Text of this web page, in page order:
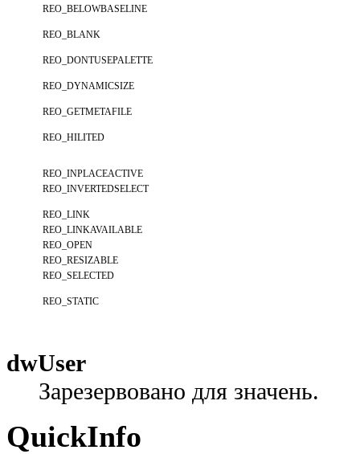
REO_BELOWBASELINE
REO_BLANK
REO_DONTUSEPALETTE
REO_DYNAMICSIZE
REO_GETMETAFILE
REO_HILITED
REO_INPLACEACTIVE
REO_INVERTEDSELECT
REO_LINK
REO_LINKAVAILABLE
REO_OPEN
REO_RESIZABLE
REO_SELECTED
REO_STATIC
dwUser
Зарезервовано для значень.
QuickInfo